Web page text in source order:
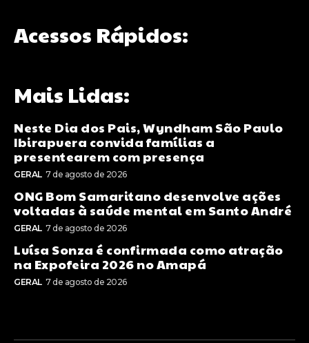
Acessos Rápidos:
Mais Lidas:
Neste Dia dos Pais, Wyndham São Paulo
Ibirapuera convida famílias a
presentearem com presença
GERAL 7 de agosto de 2026
ONG Bom Samaritano desenvolve ações
voltadas à saúde mental em Santo André
GERAL 7 de agosto de 2026
Luísa Sonza é confirmada como atração
na Expofeira 2026 no Amapá
GERAL 7 de agosto de 2026